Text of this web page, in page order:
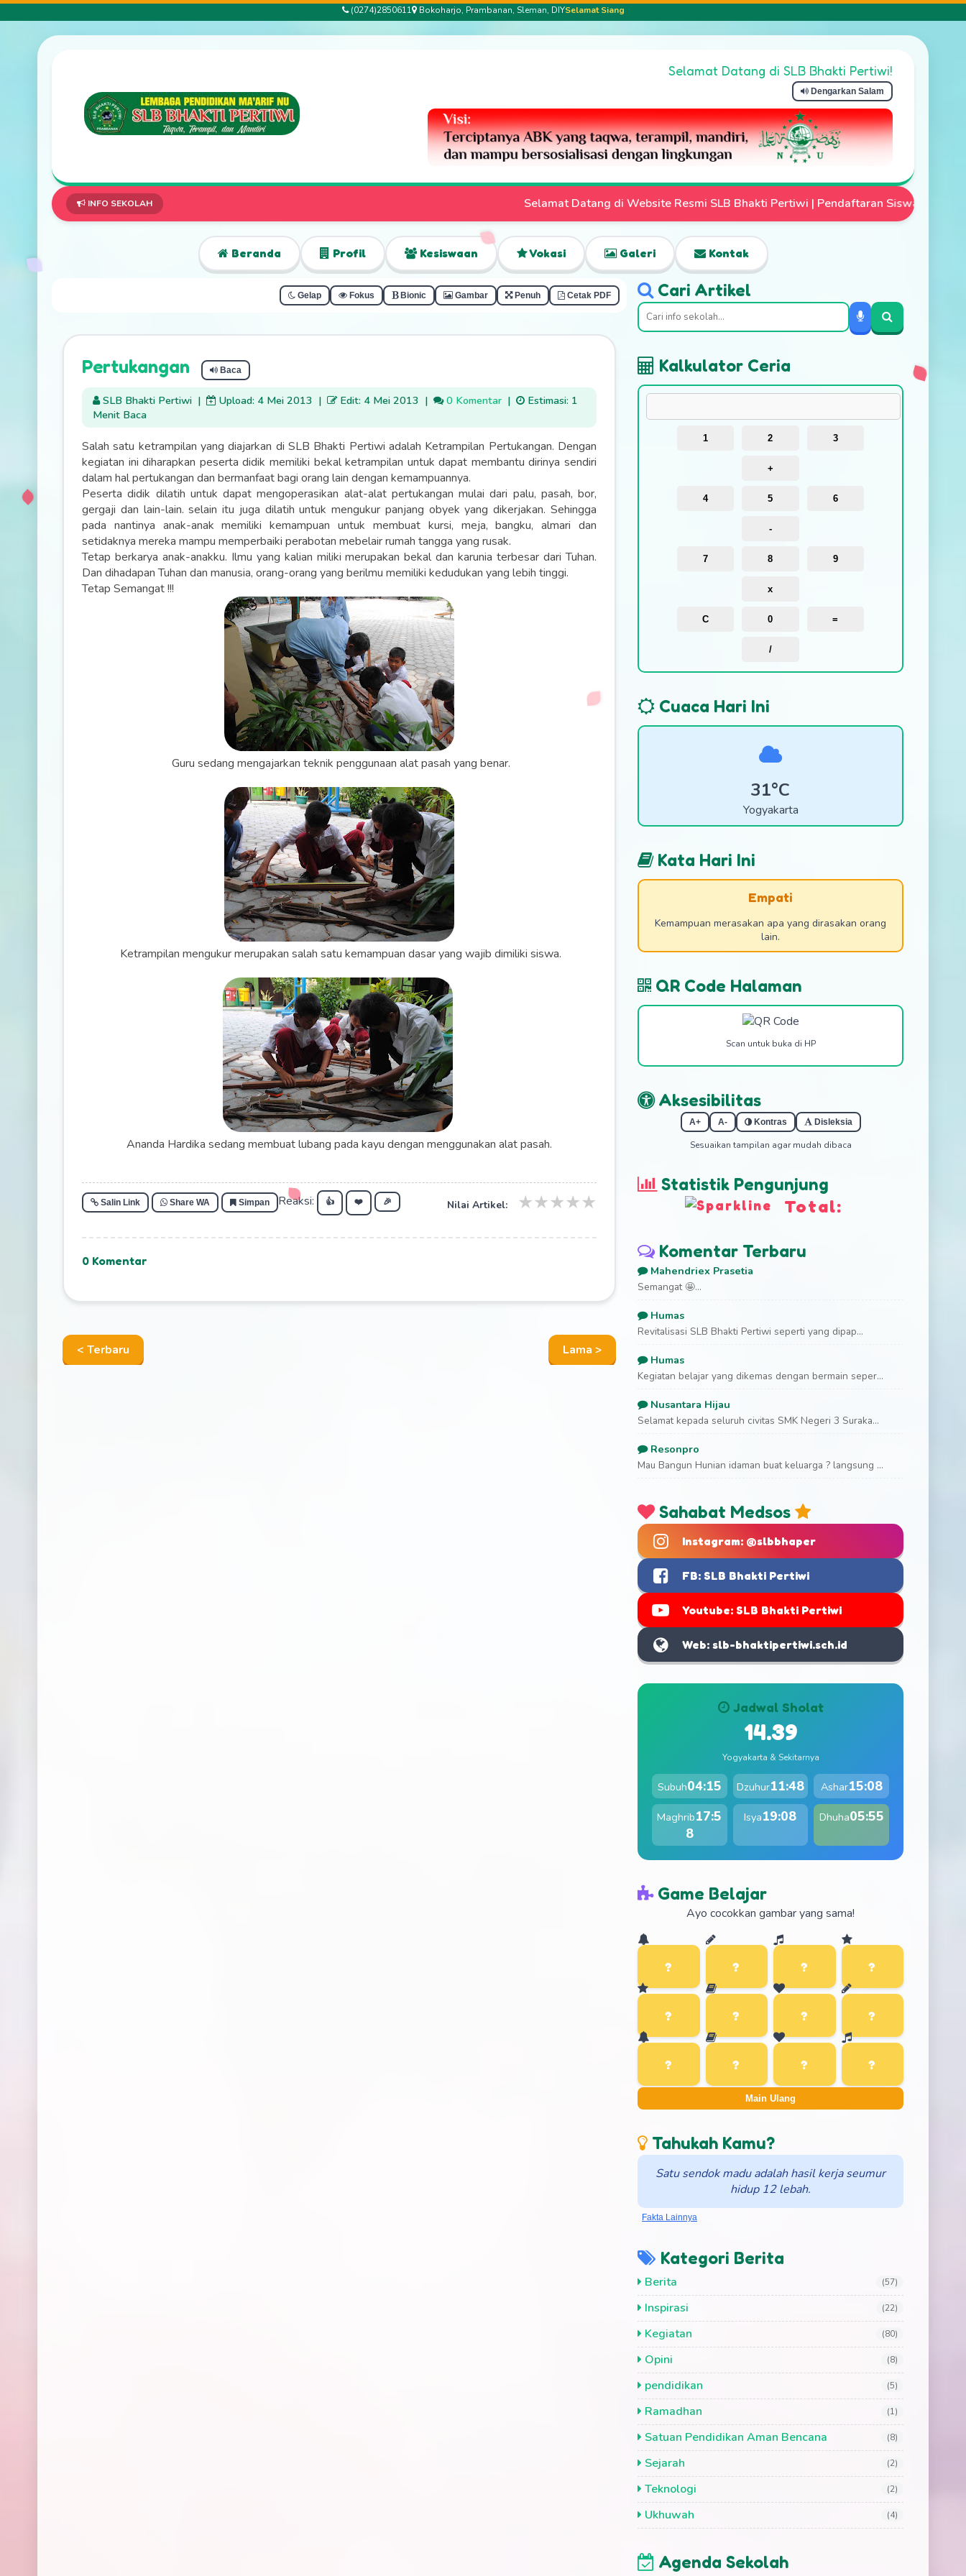
(0274)2850611 Bokoharjo, Prambanan, Sleman, DIYSelamat Siang
Selamat Datang di SLB Bhakti Pertiwi!
Dengarkan Salam
INFO SEKOLAH Selamat Datang di Website Resmi SLB Bhakti Pertiwi | Pendaftaran Siswa Baru Telah Dibuka | Mari Wujudkan
Beranda Profil Kesiswaan Vokasi Galeri Kontak
Gelap Fokus Bionic Gambar Penuh Cetak PDF
Pertukangan Baca
SLB Bhakti Pertiwi | Upload: 4 Mei 2013 | Edit: 4 Mei 2013 | 0 Komentar |
Estimasi: 1
Menit Baca
Salah satu ketrampilan yang diajarkan di SLB Bhakti Pertiwi adalah Ketrampilan Pertukangan. Dengan
kegiatan ini diharapkan peserta didik memiliki bekal ketrampilan untuk dapat membantu dirinya sendiri
dalam hal pertukangan dan bermanfaat bagi orang lain dengan kemampuannya.
Peserta didik dilatih untuk dapat mengoperasikan alat-alat pertukangan mulai dari palu, pasah, bor,
gergaji dan lain-lain. selain itu juga dilatih untuk mengukur panjang obyek yang dikerjakan. Sehingga
pada nantinya anak-anak memiliki kemampuan untuk membuat kursi, meja, bangku, almari dan
setidaknya mereka mampu memperbaiki perabotan mebelair rumah tangga yang rusak.
Tetap berkarya anak-anakku. Ilmu yang kalian miliki merupakan bekal dan karunia terbesar dari Tuhan.
Dan dihadapan Tuhan dan manusia, orang-orang yang berilmu memiliki kedudukan yang lebih tinggi.
Tetap Semangat !!!
Guru sedang mengajarkan teknik penggunaan alat pasah yang benar.
Ketrampilan mengukur merupakan salah satu kemampuan dasar yang wajib dimiliki siswa.
Ananda Hardika sedang membuat lubang pada kayu dengan menggunakan alat pasah.
Salin Link Share WA Simpan Reaksi: 👍 ❤️ 🎉 Nilai Artikel: ★
★
★
★
★
0 Komentar
< Terbaru Lama >
Cari Artikel
Kalkulator Ceria
1 2 3
+
4 5 6
-
7 8 9
x
C 0 =
/
Cuaca Hari Ini
31°C
Yogyakarta
Kata Hari Ini
Empati
Kemampuan merasakan apa yang dirasakan orang
lain.
QR Code Halaman
Scan untuk buka di HP
Aksesibilitas
A+ A- Kontras Disleksia
Sesuaikan tampilan agar mudah dibaca
Statistik Pengunjung
Total:
Komentar Terbaru
Mahendriex Prasetia
Semangat 🤩...
Humas
Revitalisasi SLB Bhakti Pertiwi seperti yang dipap...
Humas
Kegiatan belajar yang dikemas dengan bermain seper...
Nusantara Hijau
Selamat kepada seluruh civitas SMK Negeri 3 Suraka...
Resonpro
Mau Bangun Hunian idaman buat keluarga ? langsung ...
Sahabat Medsos
Instagram: @slbbhaper
FB: SLB Bhakti Pertiwi
Youtube: SLB Bhakti Pertiwi
Web: slb-bhaktipertiwi.sch.id
Jadwal Sholat
14.39
Yogyakarta & Sekitarnya
Subuh04:15 Dzuhur11:48 Ashar15:08
Maghrib17:5
8
Isya19:08 Dhuha05:55
Game Belajar
Ayo cocokkan gambar yang sama!
Main Ulang
Tahukah Kamu?
Satu sendok madu adalah hasil kerja seumur
hidup 12 lebah.
Fakta Lainnya
Kategori Berita
Berita (57)
Inspirasi (22)
Kegiatan (80)
Opini (8)
pendidikan (5)
Ramadhan (1)
Satuan Pendidikan Aman Bencana (8)
Sejarah (2)
Teknologi (2)
Ukhuwah (4)
Agenda Sekolah